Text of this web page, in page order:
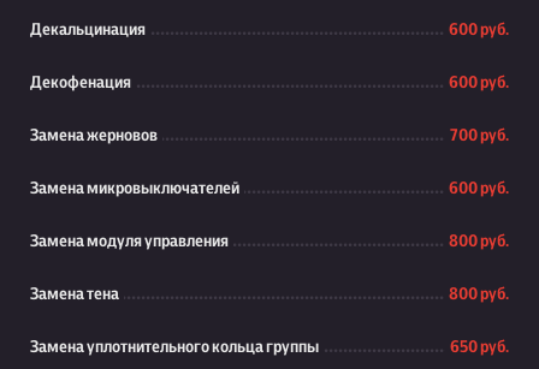
Декальцинация 600 руб.
Декофенация 600 руб.
Замена жерновов 700 руб.
Замена микровыключателей 600 руб.
Замена модуля управления 800 руб.
Замена тена 800 руб.
Замена уплотнительного кольца группы 650 руб.